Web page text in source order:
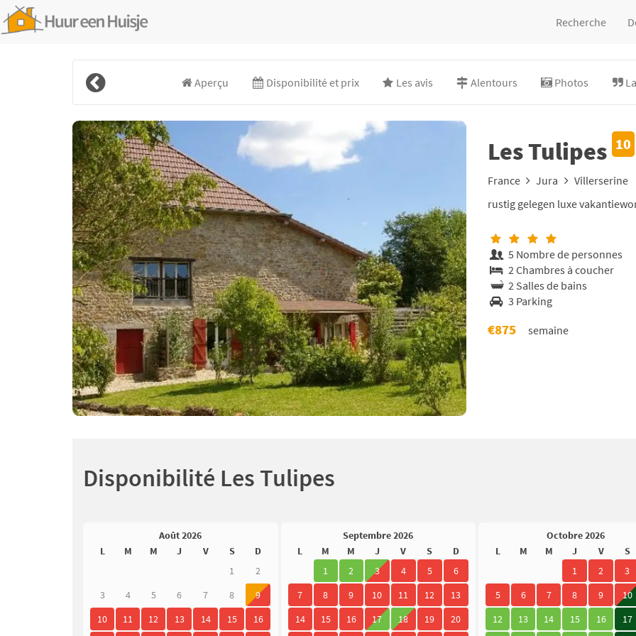
Recherche
Aperçu Disponibilité et prix Les avis Alentours Photos
Les Tulipes 10
France Jura
Villerserine
rustig gelegen luxe
5 Nombre de personnes
2 Chambres à coucher
2 Salles de bains
3 Parking
€875 semaine
Disponibilité Les Tulipes
Août 2026
L
M M J V S
D
1
2
3
4 5 6 7 8
9
10
11 12 13 14 15
16
Septembre 2026
L
M M J V S
D
1
2 3 4 5
6
7
8 9 10 11 12
13
14
15 16 17 18 19
20
Octobre 2026
L
M M J V S
1
2 3
5
6 7 8 9 10
12
13 14 15 16 17